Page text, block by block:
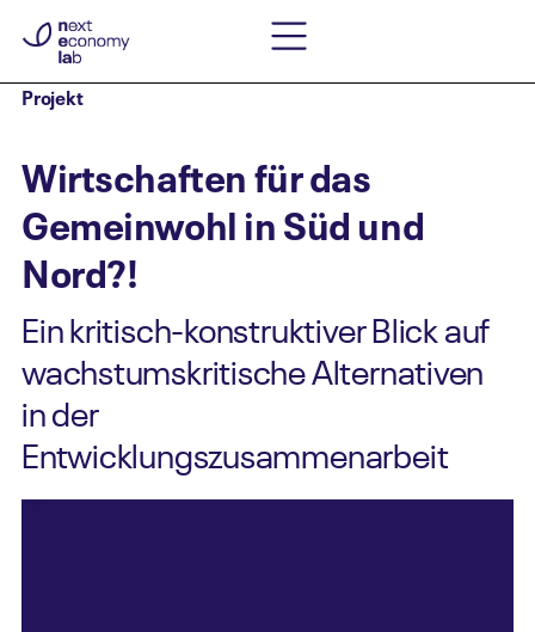
Projekt
Wirtschaften für das
Gemeinwohl in Süd und
Nord?!
Ein kritisch-konstruktiver Blick auf
wachstumskritische Alternativen
in der
Entwicklungszusammenarbeit